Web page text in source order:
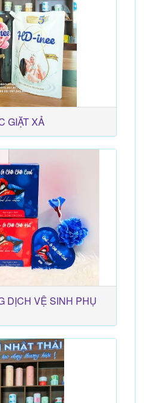
GIẶT XẢ
DỊCH VỆ SINH PHỤ